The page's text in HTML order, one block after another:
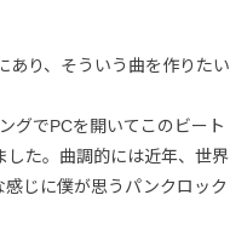
あり、そういう曲を作りたい
グでPCを開いてこのビート
した。曲調的には近年、世界
じに僕が思うパンクロック